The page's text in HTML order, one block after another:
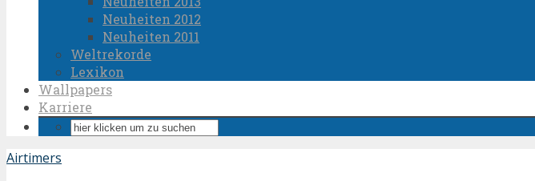
Neuheiten 2012
Neuheiten 2011
Weltrekorde
Lexikon
Wallpapers
Karriere
Airtimers